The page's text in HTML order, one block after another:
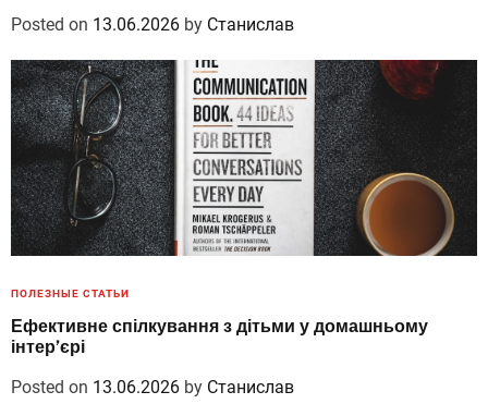
Posted on 13.06.2026 by Станислав
ПОЛЕЗНЫЕ СТАТЬИ
Ефективне спілкування з дітьми у домашньому
інтер’єрі
Posted on 13.06.2026 by Станислав